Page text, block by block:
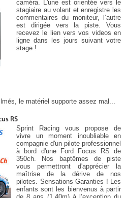
caméra. L'une est orientée vers le
stagiaire au volant et enregistre les
commentaires du moniteur, l’autre
est dirigée vers la piste. Vous
recevez le lien vers vos videos en
ligne dans les jours suivant votre
stage !
le matériel supporte assez mal...
RS
Sprint Racing vous propose de
vivre un moment inoubliable en
compagnie d'un pilote professionnel
à bord d'une Ford Focus RS de
350ch. Nos baptêmes de piste
vous permettront d'apprécier la
maîtrise de la dérive de nos
pilotes. Sensations Garanties ! Les
enfants sont les bienvenus à partir
de 8 ans (1.40m) à l’exception du